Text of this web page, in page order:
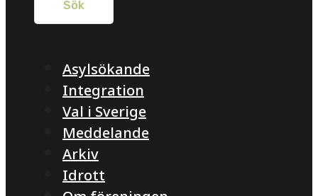
Asylsökande
Integration
Val i Sverige
Meddelande
Arkiv
Idrott